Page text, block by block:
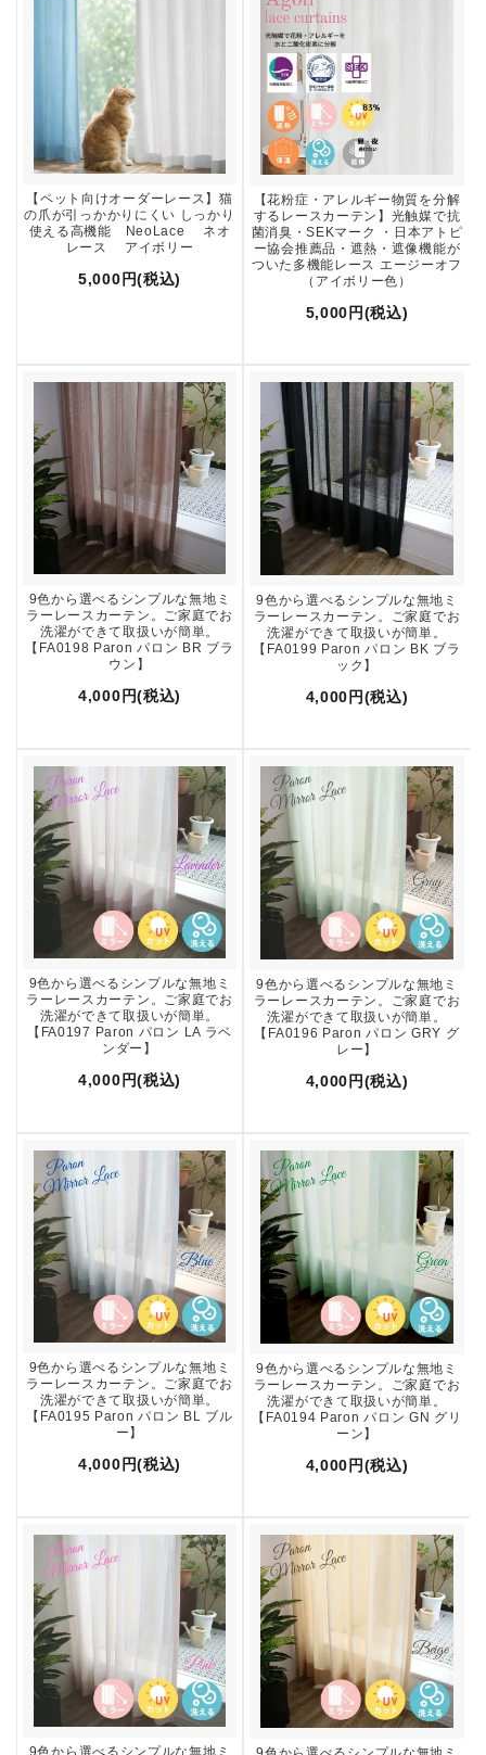
【ペット向けオーダーレース】猫
の爪が引っかかりにくい しっかり
使える高機能 NeoLace ネオ
レース アイボリー
5,000円(税込)
【花粉症・アレルギー物質を分解
するレースカーテン】光触媒で抗
菌消臭・SEKマーク ・日本アトピ
ー協会推薦品・遮熱・遮像機能が
ついた多機能レース エージーオフ
（アイボリー色）
5,000円(税込)
9色から選べるシンプルな無地ミ
ラーレースカーテン。ご家庭でお
洗濯ができて取扱いが簡単。
【FA0198 Paron パロン BR ブラ
ウン】
4,000円(税込)
9色から選べるシンプルな無地ミ
ラーレースカーテン。ご家庭でお
洗濯ができて取扱いが簡単。
【FA0199 Paron パロン BK ブラ
ック】
4,000円(税込)
9色から選べるシンプルな無地ミ
ラーレースカーテン。ご家庭でお
洗濯ができて取扱いが簡単。
【FA0197 Paron パロン LA ラベ
ンダー】
4,000円(税込)
9色から選べるシンプルな無地ミ
ラーレースカーテン。ご家庭でお
洗濯ができて取扱いが簡単。
【FA0196 Paron パロン GRY グ
レー】
4,000円(税込)
9色から選べるシンプルな無地ミ
ラーレースカーテン。ご家庭でお
洗濯ができて取扱いが簡単。
【FA0195 Paron パロン BL ブル
ー】
4,000円(税込)
9色から選べるシンプルな無地ミ
ラーレースカーテン。ご家庭でお
洗濯ができて取扱いが簡単。
【FA0194 Paron パロン GN グリ
ーン】
4,000円(税込)
9色から選べるシンプルな無地ミ